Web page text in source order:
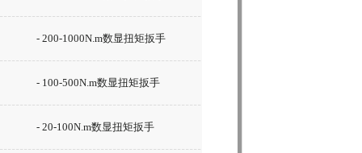
- 200-1000N.m数显扭矩扳手
- 100-500N.m数显扭矩扳手
- 20-100N.m数显扭矩扳手